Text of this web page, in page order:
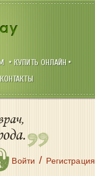
КУПИТЬ ОНЛАЙН
КОНТАКТЫ
Войти / Регистрация